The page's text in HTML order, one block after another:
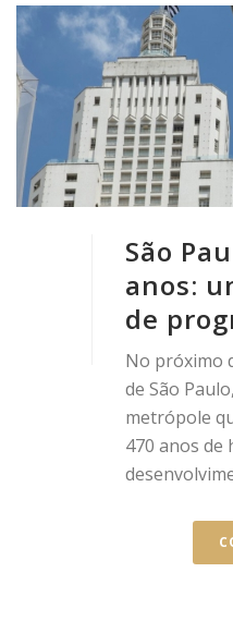
São
anos:
de
No próximo
de São
metrópole
470 anos de